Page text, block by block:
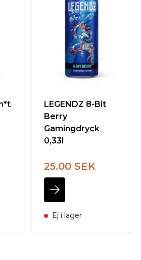
LEGENDZ 8-Bit
Berry
Gamingdryck
0,33l
25.00 SEK
Ej i lager